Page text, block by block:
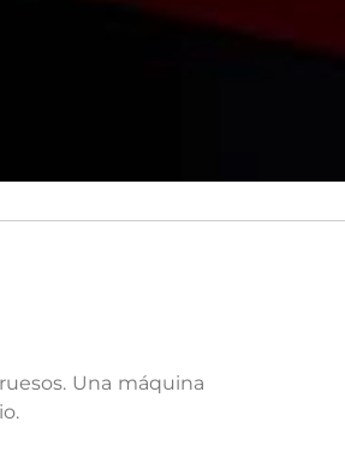
Una máquina